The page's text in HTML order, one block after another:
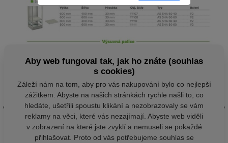
Aby web fungoval tak, jak ho znáte (souhlas
s cookies)
Záleží nám na tom, aby pro vás nakupování bylo co nejlepší
zážitkem. Abyste na našich stránkách rychle našli to, co
hledáte, ušetřili spoustu klikání a nezobrazovaly se vám
reklamy na věci, které vás nezajímají. Abyste web viděli
v zobrazení na které jste zvyklí a nemuseli se pokaždé
přihlašovat. Proto od vás potřebujeme souhlas se